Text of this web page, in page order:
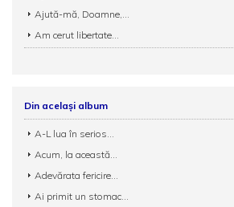
Ajută-mă, Doamne,...
Am cerut libertate...
Din același album
A-L lua în serios...
Acum, la această...
Adevărata fericire...
Ai primit un stomac...